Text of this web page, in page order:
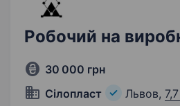
Робочий на
30 000 грн
Сілопласт
Львов,